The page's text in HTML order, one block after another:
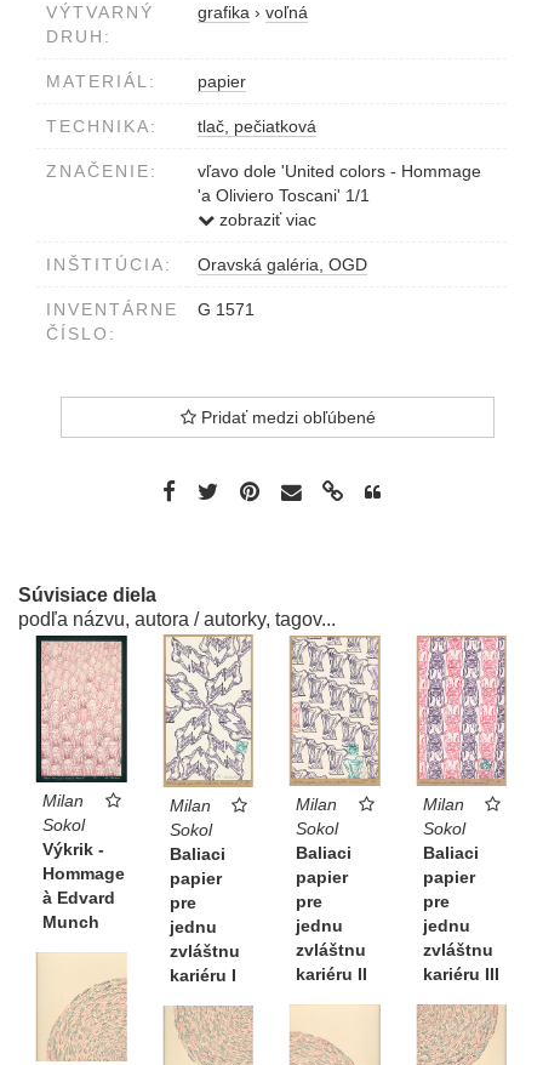
VÝTVARNÝ
DRUH:
grafika › voľná
MATERIÁL: papier
TECHNIKA: tlač, pečiatková
ZNAČENIE:
vľavo dole 'United colors - Hommage
'a Oliviero Toscani' 1/1
vpravo dole M. Sokol 2000
zobraziť viac
INŠTITÚCIA: Oravská galéria, OGD
INVENTÁRNE
ČÍSLO:
G 1571
Pridať medzi obľúbené
Súvisiace diela
podľa názvu, autora / autorky, tagov...
Milan
Sokol
Výkrik -
Hommage
à Edvard
Munch
Milan
Sokol
Baliaci
papier
pre
jednu
zvláštnu
kariéru I
Milan
Sokol
Baliaci
papier
pre
jednu
zvláštnu
kariéru II
Milan
Sokol
Baliaci
papier
pre
jednu
zvláštnu
kariéru III